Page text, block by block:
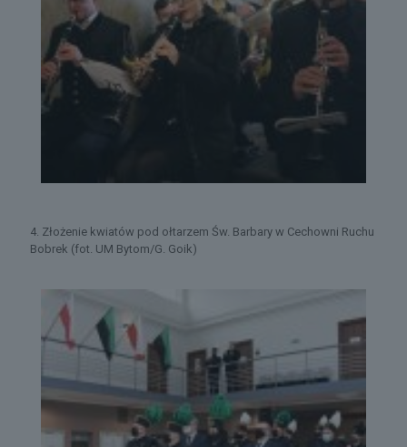
4. Złożenie kwiatów pod ołtarzem Św. Barbary w Cechowni Ruchu
Bobrek (fot. UM Bytom/G. Goik)